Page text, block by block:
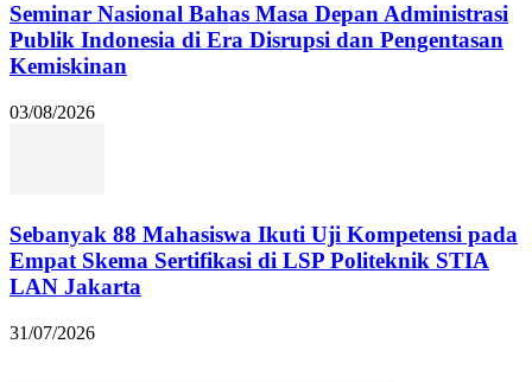
Seminar Nasional Bahas Masa Depan Administrasi
Publik Indonesia di Era Disrupsi dan Pengentasan
Kemiskinan
03/08/2026
Sebanyak 88 Mahasiswa Ikuti Uji Kompetensi pada
Empat Skema Sertifikasi di LSP Politeknik STIA
LAN Jakarta
31/07/2026